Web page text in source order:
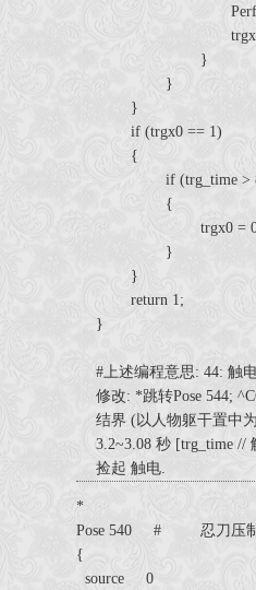
Perform(c,
trgx1 =
}
}
}
if (trgx0 == 1)
{
if (trg_time >
{
trgx0 =
}
}
return 1;
}
#上述编程意思: 44: 触
修改: *跳转Pose 544;
结界 (以人物躯干置中
3.2~3.08 秒 [trg_time
捡起 触电.
*
Pose 540 # 忍刀压
{
source 0